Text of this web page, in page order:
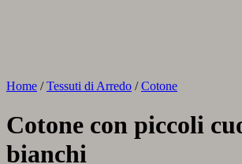
Home / Tessuti di Arredo / Cotone
Cotone con piccoli
bianchi